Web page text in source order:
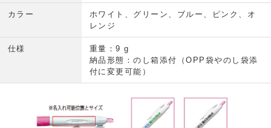
カラー
ホワイト、グリーン、ブルー、ピンク、オ
レンジ
仕様
重量：9 g
納品形態：のし箱添付（OPP袋やのし袋添
付に変更可能）